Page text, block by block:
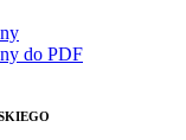
do PDF